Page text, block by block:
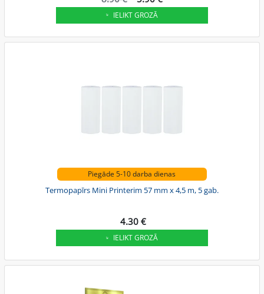
IELIKT GROZĀ
Piegāde 5-10 darba dienas
Termopapīrs Mini Printerim 57 mm x 4,5 m, 5 gab.
4.30 €
IELIKT GROZĀ